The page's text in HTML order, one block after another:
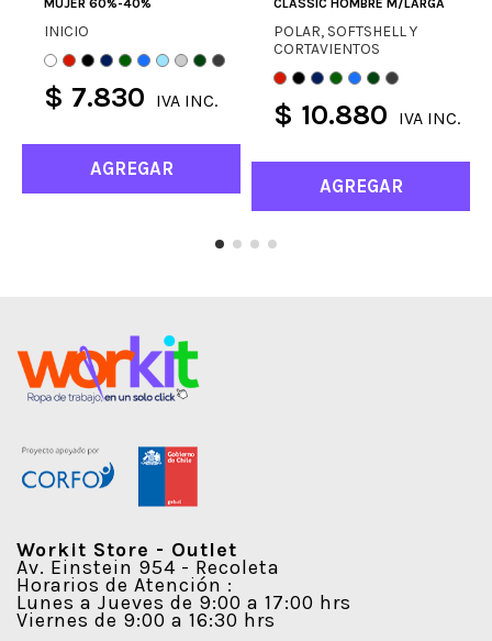
INICIO
$ 7.830 IVA INC.
AGREGAR
POLAR, SOFTSHELL Y
CORTAVIENTOS
$ 10.880 IVA INC.
AGREGAR
Workit Store - Outlet
Av. Einstein 954 - Recoleta
Horarios de Atención :
Lunes a Jueves de 9:00 a 17:00 hrs
Viernes de 9:00 a 16:30 hrs